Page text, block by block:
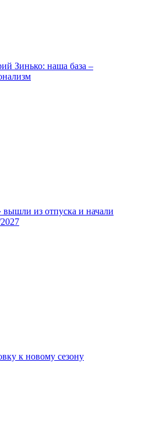
Зинько: наша база –
вышли из отпуска и начали
к новому сезону